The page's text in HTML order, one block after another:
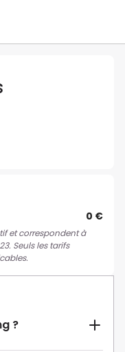
0 €
et correspondent à
Seuls les tarifs
?